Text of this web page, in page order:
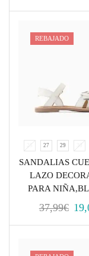
REBAJADO
25 27 29 30
SANDALIAS
LAZO
PARA
37,99€